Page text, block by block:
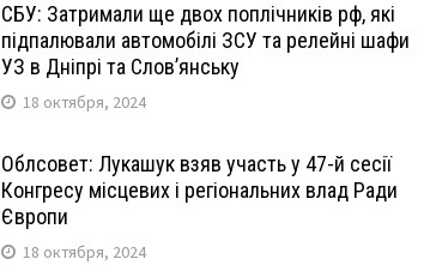
СБУ: Затримали ще двох поплічників рф, які
підпалювали автомобілі ЗСУ та релейні шафи
УЗ в Дніпрі та Слов’янську
18 октября, 2024
Облсовет: Лукашук взяв участь у 47-й сесії
Конгресу місцевих і регіональних влад Ради
Європи
18 октября, 2024